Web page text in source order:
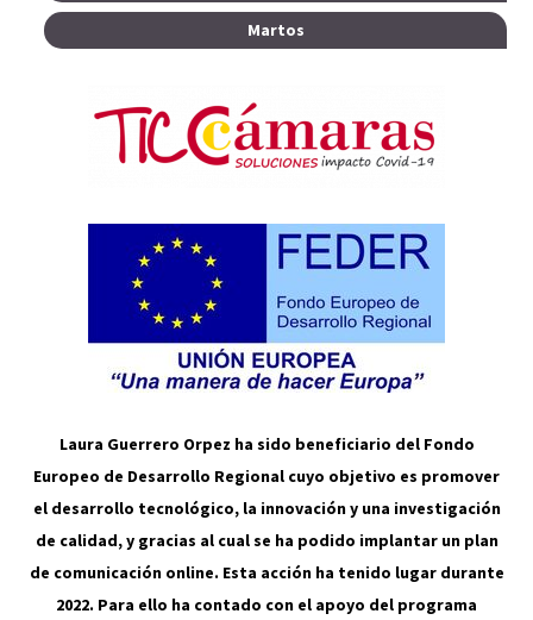
Martos
Laura Guerrero Orpez ha sido beneficiario del Fondo
Europeo de Desarrollo Regional cuyo objetivo es promover
el desarrollo tecnológico, la innovación y una investigación
de calidad, y gracias al cual se ha podido implantar un plan
de comunicación online. Esta acción ha tenido lugar durante
2022. Para ello ha contado con el apoyo del programa